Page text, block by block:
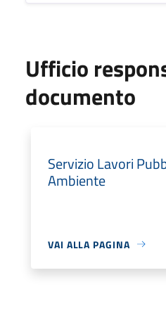
Ufficio
documento
Servizio Lavori
Ambiente
VAI ALLA PAGINA